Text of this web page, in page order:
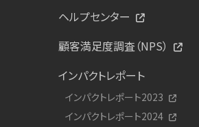
ヘルプセンター
顧客満足度調査（NPS）
インパクトレポート
インパクトレポート2023
インパクトレポート2024